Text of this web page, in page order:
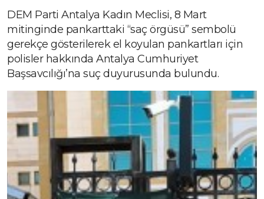
DEM Parti Antalya Kadın Meclisi, 8 Mart
mitinginde pankarttaki “saç örgüsü” sembolü
gerekçe gösterilerek el koyulan pankartları için
polisler hakkında Antalya Cumhuriyet
Başsavcılığı’na suç duyurusunda bulundu.